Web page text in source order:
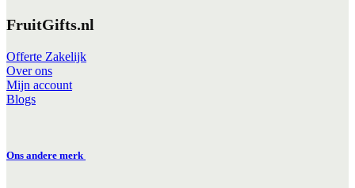
FruitGifts.nl
Offerte Zakelijk
Over ons
Mijn account
Blogs
Ons andere merk